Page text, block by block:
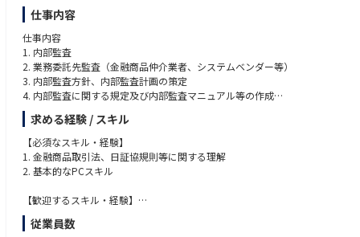
仕事内容
仕事内容
1. 内部監査
2. 業務委託先監査（金融商品仲介業者、システムベンダー等）
3. 内部監査方針、内部監査計画の策定
4. 内部監査に関する規定及び内部監査マニュアル等の作成
5. 監査報告書の作成
6. 監査報告会の実施
7. 改善報告書の徴求、改善状況の進捗確認・フォローアップ
8. 監督官庁等による検査実施時における対応
9. その他監査業務全般
※ご経験やスキルに合わせて、まずはできる業務からスタートし
していただくことを期待しています。
求める経験 / スキル
【必須なスキル・経験】
1. 金融商品取引法、日証協規則等に関する理解
2. 基本的なPCスキル
【歓迎するスキル・経験】
1. リテール証券における内部管理業務の経験
2. 内部監査、システム監査の経験
従業員数